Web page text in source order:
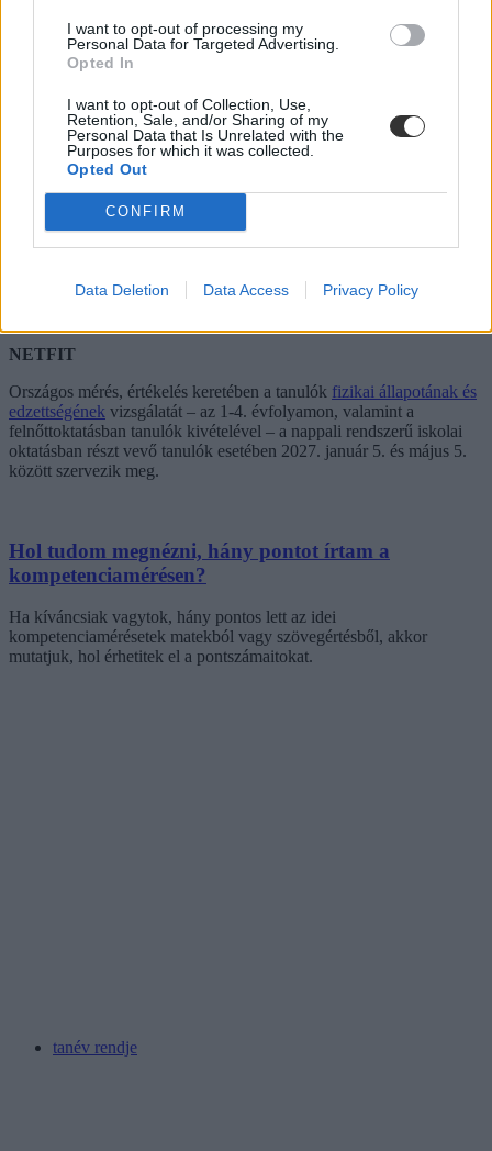
I want to opt-out of processing my
Personal Data for Targeted Advertising.
Opted In
I want to opt-out of Collection, Use,
Retention, Sale, and/or Sharing of my
Personal Data that Is Unrelated with the
Purposes for which it was collected.
Opted Out
CONFIRM
Data Deletion Data Access Privacy Policy
a kiválasztott tanulókkal 2026. december 7-ig elvégzik.
A 2026/2027-es tanév egyik újdonságaként az elsősök szövegértését
alapján) felmérik.
Témahetek:
A magyar diáksport napja: 2026. szeptember 25.
PÉNZ7: 2027. március 1–5.
Digitális témahét: 2027. április 5–9.
Ezenkívül a 2026/2027-es tanévben szervezik meg először „A
diákok hangja” témanapot 2026. szeptember 14. és 25. között egy,
NETFIT
Országos mérés, értékelés keretében a tanulók fizikai állapotának és
edzettségének vizsgálatát – az 1-4. évfolyamon, valamint a
felnőttoktatásban tanulók kivételével – a nappali rendszerű iskolai
oktatásban részt vevő tanulók esetében 2027. január 5. és május 5.
között szervezik meg.
Hol tudom megnézni, hány pontot írtam a
kompetenciamérésen?
Ha kíváncsiak vagytok, hány pontos lett az idei
kompetenciamérésetek matekból vagy szövegértésből, akkor
mutatjuk, hol érhetitek el a pontszámaitokat.
tanév rendje